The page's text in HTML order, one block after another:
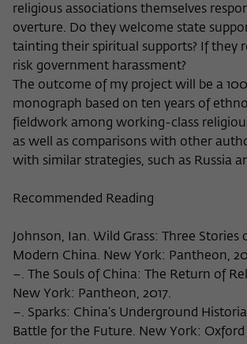
religious associations themselves
overture. Do they welcome state
tainting their spiritual supports? If they
risk government harassment?
The outcome of my project will be a
monograph based on ten years of
fieldwork among working-class
as well as comparisons with other
with similar strategies, such as Russia
Recommended Reading
Johnson, Ian. Wild Grass: Three Stories
Modern China. New York: Pantheon,
–. The Souls of China: The Return of
New York: Pantheon, 2017.
–. Sparks: China’s Underground
Battle for the Future. New York: